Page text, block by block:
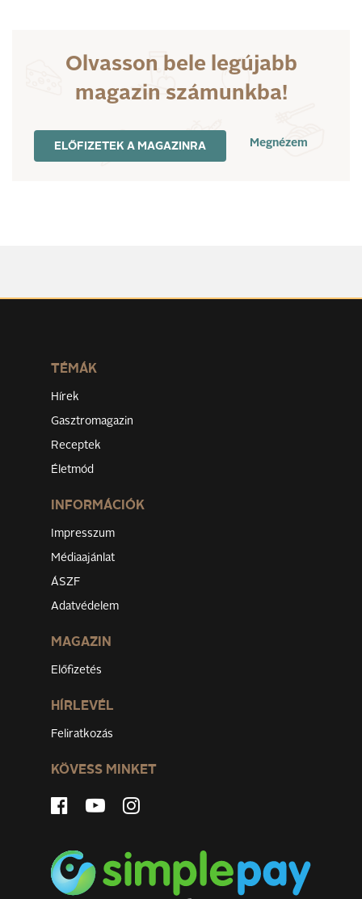
Olvasson bele legújabb
magazin számunkba!
ELŐFIZETEK A MAGAZINRA Megnézem
TÉMÁK
Hírek
Gasztromagazin
Receptek
Életmód
INFORMÁCIÓK
Impresszum
Médiaajánlat
ÁSZF
Adatvédelem
MAGAZIN
Előfizetés
HÍRLEVÉL
Feliratkozás
KÖVESS MINKET